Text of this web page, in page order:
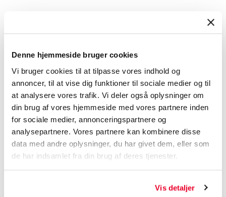
Denne hjemmeside bruger cookies
Vi bruger cookies til at tilpasse vores indhold og
annoncer, til at vise dig funktioner til sociale medier og til
at analysere vores trafik. Vi deler også oplysninger om
din brug af vores hjemmeside med vores partnere inden
for sociale medier, annonceringspartnere og
analysepartnere. Vores partnere kan kombinere disse
data med andre oplysninger, du har givet dem, eller som
de har indsamlet fra din brug af deres tjenester.
Vis detaljer
Systainers3 til transport
Systainers3 er nye, ekstra forstærkede, bærbare, låsbare,
hurtige at åbne med en hånd, kan stables og forbindes. Kan
også kobles til ældre typer. Det er derfor let at tage flere
Systainers med på én gang. Systainer3 M112, M137 og M187
har et ekstra håndtag på forsiden. Velegnet til transport af
patientmaterialer (hvis pakket i henhold til P650 med en
sikkerhedstaske og absorberende materiale)